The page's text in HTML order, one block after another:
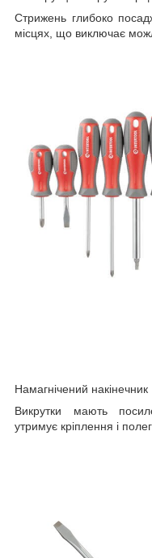
Стрижень глибоко
місцях, що виключає
Намагнічений накінечник
Викрутки мають
утримує кріплення і